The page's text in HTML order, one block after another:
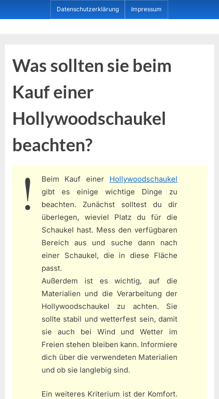
to
Datenschutzerklärung Impressum
Was sollten sie beim
Kauf einer
Hollywoodschaukel
beachten?
Beim Kauf einer Hollywoodschaukel
gibt es einige wichtige Dinge zu
beachten. Zunächst solltest du dir
überlegen, wieviel Platz du für die
Schaukel hast. Mess den verfügbaren
Bereich aus und suche dann nach
einer Schaukel, die in diese Fläche
passt.
Außerdem ist es wichtig, auf die
Materialien und die Verarbeitung der
Hollywoodschaukel zu achten. Sie
sollte stabil und wetterfest sein, damit
sie auch bei Wind und Wetter im
Freien stehen bleiben kann. Informiere
dich über die verwendeten Materialien
und ob sie langlebig sind.
Ein weiteres Kriterium ist der Komfort.